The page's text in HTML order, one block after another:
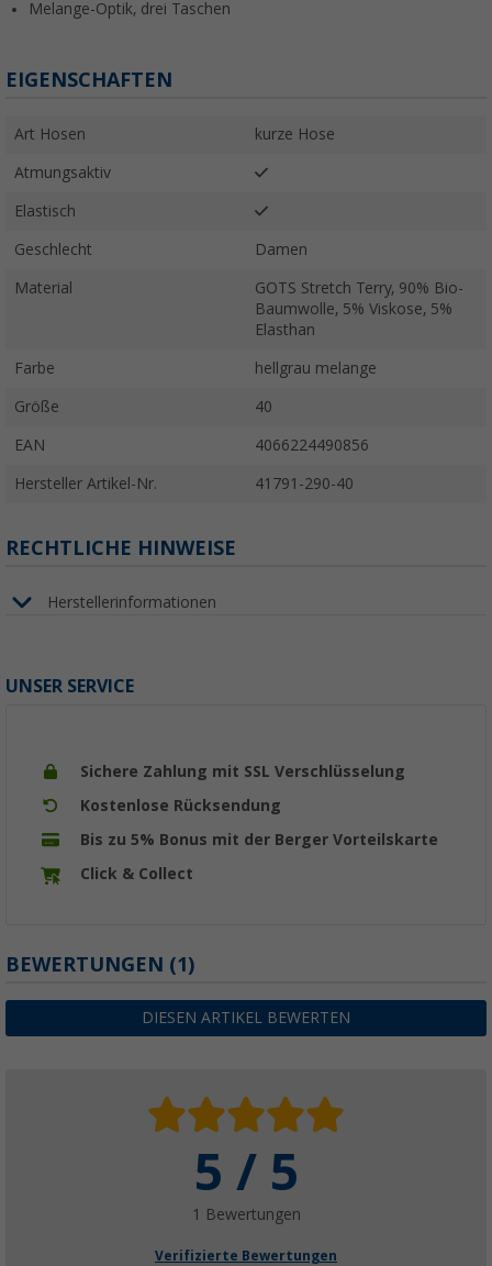
Melange-Optik, drei Taschen
EIGENSCHAFTEN
Art Hosen kurze Hose
Atmungsaktiv
Elastisch
Geschlecht Damen
Material
GOTS Stretch Terry, 90% Bio-
Baumwolle, 5% Viskose, 5%
Elasthan
Farbe hellgrau melange
Größe 40
EAN 4066224490856
Hersteller Artikel-Nr. 41791-290-40
RECHTLICHE HINWEISE
Herstellerinformationen
UNSER SERVICE
Sichere Zahlung mit SSL Verschlüsselung
Kostenlose Rücksendung
Bis zu 5% Bonus mit der Berger Vorteilskarte
Click & Collect
BEWERTUNGEN (1)
DIESEN ARTIKEL BEWERTEN
5 / 5
1 Bewertungen
Verifizierte Bewertungen